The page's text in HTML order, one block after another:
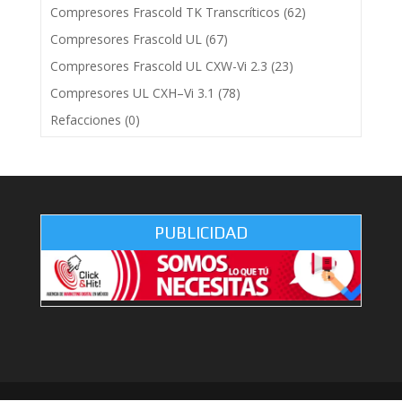
Compresores Frascold TK Transcríticos (62)
Compresores Frascold UL (67)
Compresores Frascold UL CXW-Vi 2.3 (23)
Compresores UL CXH–Vi 3.1 (78)
Refacciones (0)
PUBLICIDAD